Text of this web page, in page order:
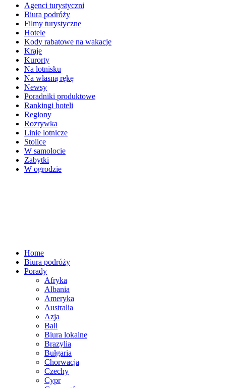
Agenci turystyczni
Biura podróży
Filmy turystyczne
Hotele
Kody rabatowe na wakacje
Kraje
Kurorty
Na lotnisku
Na własną rękę
Newsy
Poradniki produktowe
Rankingi hoteli
Regiony
Rozrywka
Linie lotnicze
Stolice
W samolocie
Zabytki
W ogrodzie
Home
Biura podróży
Porady
Afryka
Albania
Ameryka
Australia
Azja
Bali
Biura lokalne
Brazylia
Bułgaria
Chorwacja
Czechy
Cypr